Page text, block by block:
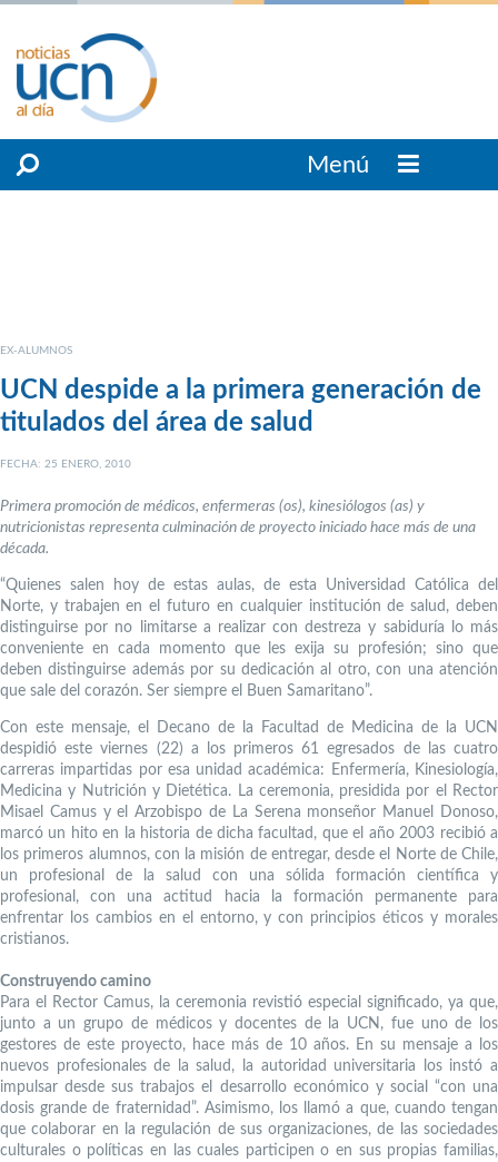
Menú
EX-ALUMNOS
UCN despide a la primera generación de
titulados del área de salud
FECHA: 25 ENERO, 2010
Primera promoción de médicos, enfermeras (os), kinesiólogos (as) y
nutricionistas representa culminación de proyecto iniciado hace más de una
década.
“Quienes salen hoy de estas aulas, de esta Universidad Católica del
Norte, y trabajen en el futuro en cualquier institución de salud, deben
distinguirse por no limitarse a realizar con destreza y sabiduría lo más
conveniente en cada momento que les exija su profesión; sino que
deben distinguirse además por su dedicación al otro, con una atención
que sale del corazón. Ser siempre el Buen Samaritano”.
Con este mensaje, el Decano de la Facultad de Medicina de la UCN
despidió este viernes (22) a los primeros 61 egresados de las cuatro
carreras impartidas por esa unidad académica: Enfermería, Kinesiología,
Medicina y Nutrición y Dietética. La ceremonia, presidida por el Rector
Misael Camus y el Arzobispo de La Serena monseñor Manuel Donoso,
marcó un hito en la historia de dicha facultad, que el año 2003 recibió a
los primeros alumnos, con la misión de entregar, desde el Norte de Chile,
un profesional de la salud con una sólida formación científica y
profesional, con una actitud hacia la formación permanente para
enfrentar los cambios en el entorno, y con principios éticos y morales
cristianos.
Construyendo camino
Para el Rector Camus, la ceremonia revistió especial significado, ya que,
junto a un grupo de médicos y docentes de la UCN, fue uno de los
gestores de este proyecto, hace más de 10 años. En su mensaje a los
nuevos profesionales de la salud, la autoridad universitaria los instó a
impulsar desde sus trabajos el desarrollo económico y social “con una
dosis grande de fraternidad”. Asimismo, los llamó a que, cuando tengan
que colaborar en la regulación de sus organizaciones, de las sociedades
culturales o políticas en las cuales participen o en sus propias familias,